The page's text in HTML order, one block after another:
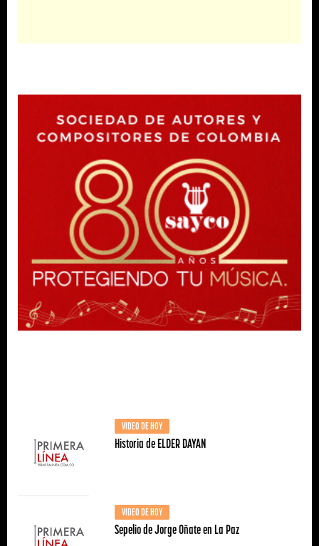
VIDEO DE HOY
Historia de ELDER DAYAN
VIDEO DE HOY
Sepelio de Jorge Oñate en La Paz